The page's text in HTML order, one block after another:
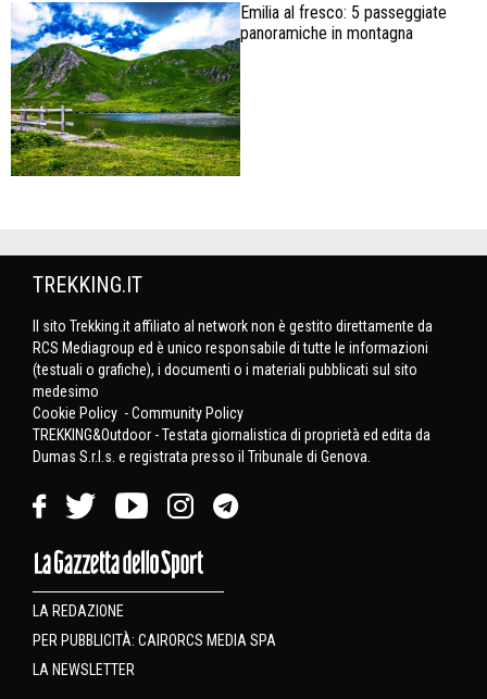
Emilia al fresco: 5 passeggiate
panoramiche in montagna
TREKKING.IT
Il sito Trekking.it affiliato al network non è gestito direttamente da
RCS Mediagroup ed è unico responsabile di tutte le informazioni
(testuali o grafiche), i documenti o i materiali pubblicati sul sito
medesimo
Cookie Policy -Community Policy
TREKKING&Outdoor - Testata giornalistica di proprietà ed edita da
Dumas S.r.l.s. e registrata presso il Tribunale di Genova.
LA REDAZIONE
PER PUBBLICITÀ: CAIRORCS MEDIA SPA
LA NEWSLETTER